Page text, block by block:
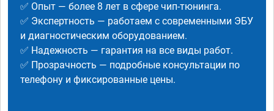
✅ Опыт — более 8 лет в сфере чип-тюнинга.
✅ Экспертность — работаем с современными ЭБУ
и диагностическим оборудованием.
✅ Надежность — гарантия на все виды работ.
✅ Прозрачность — подробные консультации по
телефону и фиксированные цены.